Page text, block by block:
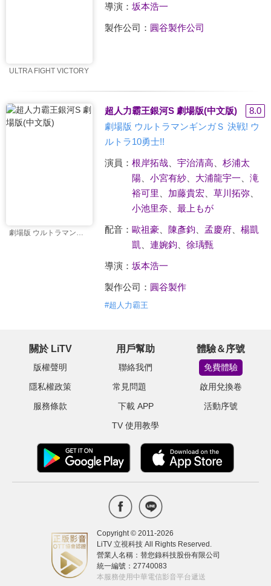
ULTRA FIGHT VICTORY
導演： 坂本浩一
製作公司： 圓谷製作公司
劇場版 ウルトラマンギンガＳ 決戦! ウルトラ10勇士!!
超人力霸王銀河S 劇場版(中文版)
8.0
劇場版 ウルトラマンギンガＳ 決戦! ウ
ルトラ10勇士!!
演員： 根岸拓哉、 宇治清高
杉浦太
陽、 小宮有紗、 大浦龍宇一
滝
裕可里
加藤貴宏 草川拓弥、
小池里奈
最上もが
配音： 歐祖豪 陳彥鈞 孟慶府、 楊凱
凱
連婉鈞 徐瑀甄
導演： 坂本浩一
製作公司： 圓谷製作
#超人力霸王
關於 LiTV
版權聲明
隱私權政策
服務條款
用戶幫助
聯絡我們
常見問題
下載 APP
TV 使用教學
體驗＆序號
免費體驗
啟用兌換卷
活動序號
Copyright © 2011-2026
LiTV 立視科技 All Rights Reserved.
營業人名稱：替您錄科技股份有限公司
統一編號：27740083
本服務使用中華電信影音平台遞送